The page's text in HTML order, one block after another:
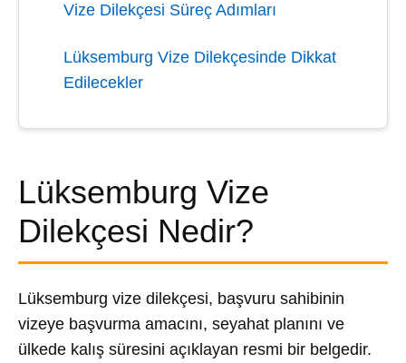
Vize Dilekçesi Süreç Adımları
Lüksemburg Vize Dilekçesinde Dikkat
Edilecekler
Lüksemburg Vize
Dilekçesi Nedir?
Lüksemburg vize dilekçesi, başvuru sahibinin
vizeye başvurma amacını, seyahat planını ve
ülkede kalış süresini açıklayan resmi bir belgedir.